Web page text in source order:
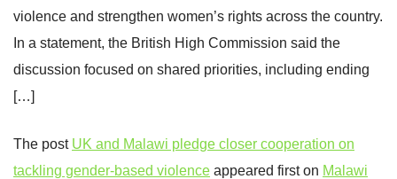
violence and strengthen women’s rights across the country.
In a statement, the British High Commission said the
discussion focused on shared priorities, including ending
[…]
The post UK and Malawi pledge closer cooperation on
tackling gender‑based violence appeared first on Malawi